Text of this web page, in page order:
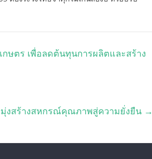
ษตร เพื่อลดต้นทุนการผลิตและสร้าง
มุ่งสร้างสหกรณ์คุณภาพสู่ความยั่งยืน →